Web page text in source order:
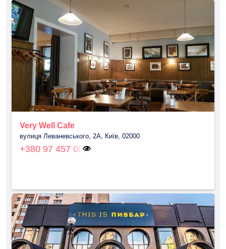
Very Well Cafe
вулиця Леваневського, 2А, Київ, 02000
+380 97 457 08